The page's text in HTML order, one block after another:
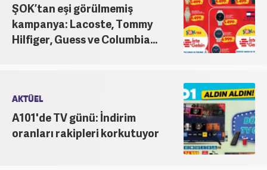
ŞOK’tan eşi görülmemiş
kampanya: Lacoste, Tommy
Hilfiger, Guess ve Columbia...
AKTÜEL
A101'de TV günü: İndirim
oranları rakipleri korkutuyor